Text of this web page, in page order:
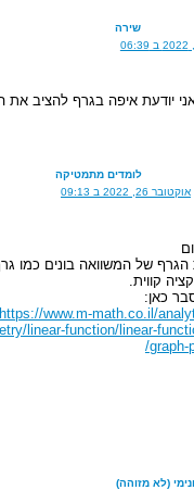
שירה
איפה בגרף להציב את
לומדים מתמטיקה
2022 ב 09:13
של המשוואה בונים כמו גרף
קווית.
כאן:
https://www.m-math.co.il/
linear-function/linear-
(לא מזוהה)